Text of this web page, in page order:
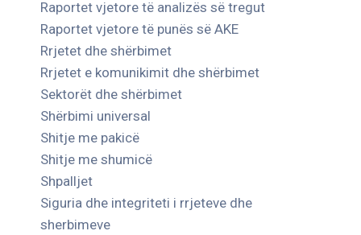
Raportet vjetore të analizës së tregut
Raportet vjetore të punës së AKE
Rrjetet dhe shërbimet
Rrjetet e komunikimit dhe shërbimet
Sektorët dhe shërbimet
Shërbimi universal
Shitje me pakicë
Shitje me shumicë
Shpalljet
Siguria dhe integriteti i rrjeteve dhe
sherbimeve